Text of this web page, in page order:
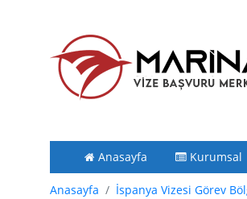
Anasayfa Kurumsal
Anasayfa İspanya Vizesi Görev